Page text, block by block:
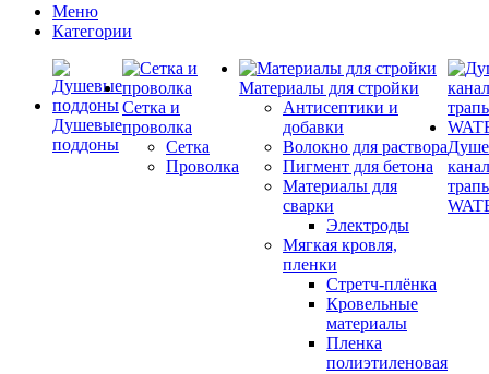
Меню
Категории
Душевые
поддоны
Сетка и
проволка
Сетка
Проволка
Материалы для стройки
Антисептики и
добавки
Волокно для раствора
Пигмент для бетона
Материалы для
сварки
Электроды
Мягкая кровля,
пленки
Стретч-плёнка
Кровельные
материалы
Пленка
полиэтиленовая